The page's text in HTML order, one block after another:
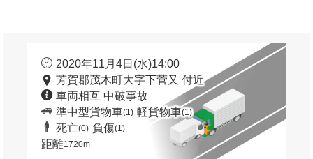
2020年11月4日(水)14:00
芳賀郡茂木町大字下菅又 付近
車両相互 中破事故
準中型貨物車(1) 軽貨物車(1)
死亡(0) 負傷(1)
距離1720m